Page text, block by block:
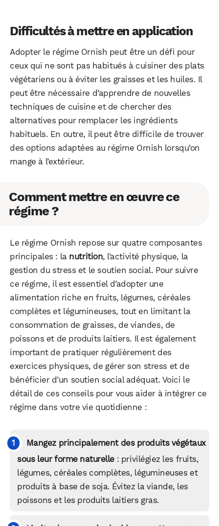
Difficultés à mettre en application
Adopter le régime Ornish peut être un défi pour
ceux qui ne sont pas habitués à cuisiner des plats
végétariens ou à éviter les graisses et les huiles. Il
peut être nécessaire d’apprendre de nouvelles
techniques de cuisine et de chercher des
alternatives pour remplacer les ingrédients
habituels. En outre, il peut être difficile de trouver
des options adaptées au régime Ornish lorsqu’on
mange à l’extérieur.
Comment mettre en œuvre ce
régime ?
Le régime Ornish repose sur quatre composantes
principales : la nutrition, l’activité physique, la
gestion du stress et le soutien social. Pour suivre
ce régime, il est essentiel d’adopter une
alimentation riche en fruits, légumes, céréales
complètes et légumineuses, tout en limitant la
consommation de graisses, de viandes, de
poissons et de produits laitiers. Il est également
important de pratiquer régulièrement des
exercices physiques, de gérer son stress et de
bénéficier d’un soutien social adéquat. Voici le
détail de ces conseils pour vous aider à intégrer ce
régime dans votre vie quotidienne :
Mangez principalement des produits végétaux
sous leur forme naturelle : privilégiez les fruits,
légumes, céréales complètes, légumineuses et
produits à base de soja. Évitez la viande, les
poissons et les produits laitiers gras.
WhatsApp Telegram Email
Facebook X LinkedIn